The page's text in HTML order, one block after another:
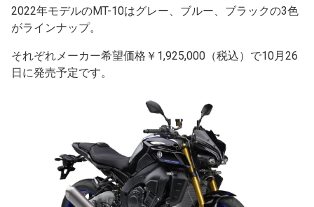
2022年モデルのMT-10はグレー、ブルー、ブラックの3色
がラインナップ。
それぞれメーカー希望価格￥1,925,000（税込）で10月26
日に発売予定です。